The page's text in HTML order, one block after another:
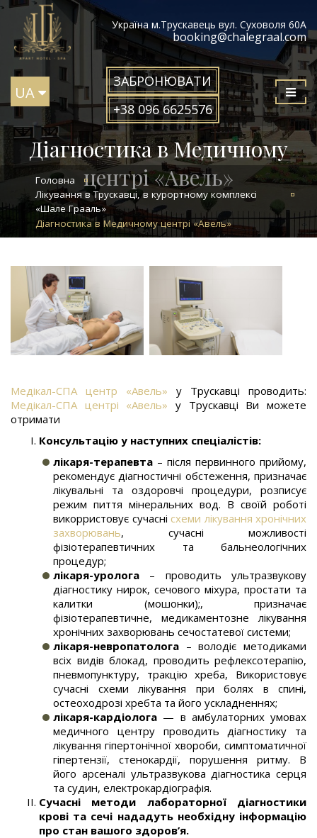
Україна м.Трускавець вул. Суховоля 60А
booking@chalegraal.com
UA
ЗАБРОНЮВАТИ
+38 096 6625576
Діагностика в Медичному
центрі «Авель»
Головна
Лікування в Трускавці, в курортному комплексі
«Шале Грааль»
Діагностика в Медичному центрі «Авель»
Медікал-СПА центр «Авель» у Трускавці проводить:
Медікал-СПА центрі «Авель» у Трускавці Ви можете
отримати
Консультацію у наступних спеціалістів:
лікаря-терапевта – після первинного прийому,
рекомендує діагностичні обстеження, призначає
лікувальні та оздоровчі процедури, розписує
режим пиття мінеральних вод. В своїй роботі
викорристовує сучасні схеми лікування хронічних
захворювань, сучасні можливості
фізіотерапевтичних та бальнеологічних
процедур;
лікаря-уролога – проводить ультразвукову
діагностику нирок, сечового міхура, простати та
калитки (мошонки);, призначає
фізіотерапевтичне, медикаментозне лікування
хронічних захворювань сечостатевої системи;
лікаря-невропатолога – володіє методиками
всіх видів блокад, проводить рефлексотерапію,
пневмопунктуру, тракцію хреба, Використовує
сучасні схеми лікування при болях в спині,
остеоходрозі хребта та його ускладненнях;
лікаря-кардіолога — в амбулаторних умовах
медичного центру проводить діагностику та
лікування гіпертонічної хвороби, симптоматичної
гіпертензії, стенокардії, порушення ритму. В
його арсеналі ультразвукова діагностика серця
та судин, електрокардіографія.
Сучасні методи лабораторної діагностики
крові та сечі нададуть необхідну інформацію
про стан вашого здоров’я.